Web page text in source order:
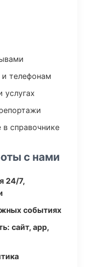
телефонам
услугах
справочнике
с нами
24/7,
событиях
сайт, app,